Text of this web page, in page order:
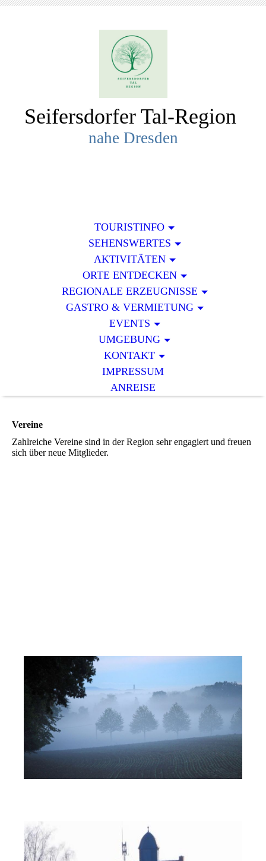
Seifersdorfer Tal-Region
nahe Dresden
TOURISTINFO
SEHENSWERTES
AKTIVITÄTEN
ORTE ENTDECKEN
REGIONALE ERZEUGNISSE
GASTRO & VERMIETUNG
EVENTS
UMGEBUNG
KONTAKT
IMPRESSUM
ANREISE
Vereine
Zahlreiche Vereine sind in der Region sehr engagiert und freuen
sich über neue Mitglieder.